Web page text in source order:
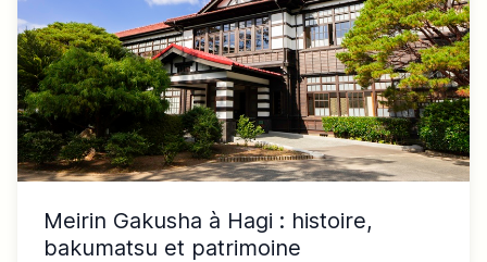
Meirin Gakusha à Hagi : histoire,
bakumatsu et patrimoine